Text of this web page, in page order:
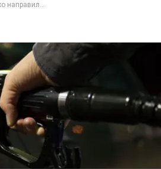
направил...